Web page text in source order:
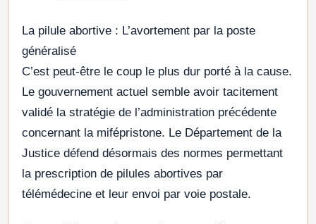
La pilule abortive : L’avortement par la poste
généralisé
C’est peut-être le coup le plus dur porté à la cause.
Le gouvernement actuel semble avoir tacitement
validé la stratégie de l’administration précédente
concernant la mifépristone. Le Département de la
Justice défend désormais des normes permettant
la prescription de pilules abortives par
télémédecine et leur envoi par voie postale.